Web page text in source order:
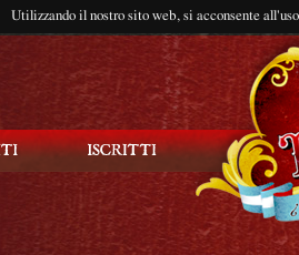
Utilizzando il nostro sito web, si acconsente